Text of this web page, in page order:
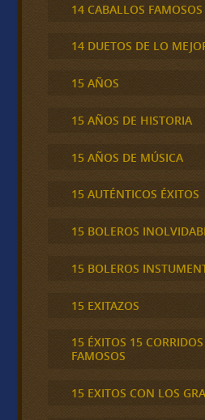
14 CABALLOS FAMOSOS
14 DUETOS DE LO
15 AÑOS
15 AÑOS DE HISTORIA
15 AÑOS DE MÚSICA
15 AUTÉNTICOS ÉXITOS
15 BOLEROS
15 BOLEROS
15 EXITAZOS
15 ÉXITOS 15
FAMOSOS
15 EXITOS CON LOS